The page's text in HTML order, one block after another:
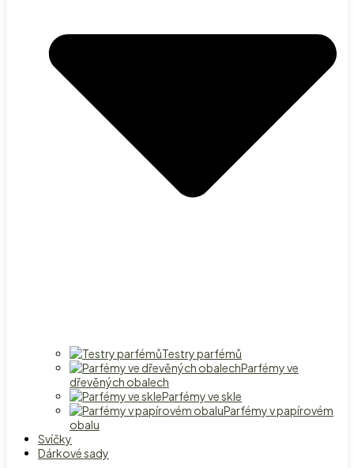
Testry parfémů
Parfémy ve
dřevěných obalech
Parfémy ve skle
Parfémy v papírovém
obalu
Svíčky
Dárkové sady